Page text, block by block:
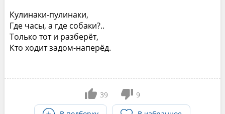
Кулинаки-пулинаки,
Где часы, а где собаки?..
Только тот и разберёт,
Кто ходит задом-наперёд.
39
9